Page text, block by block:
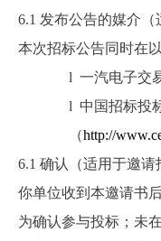
6.1 发布公告的媒介
本次招标公告同时在
l 一汽电子交
l 中国招标投
（http://
6.1 确认（适用于邀请
你单位收到本邀请书
为确认参与投标；未